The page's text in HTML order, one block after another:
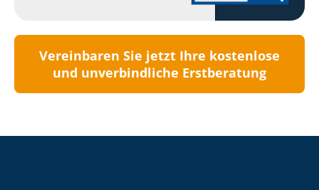
Vereinbaren Sie jetzt Ihre kostenlose
und unverbindliche Erstberatung